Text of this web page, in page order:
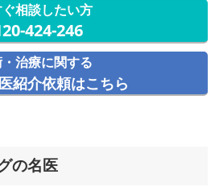
相談したい方
424-246
治療に関する
紹介依頼はこちら
の名医